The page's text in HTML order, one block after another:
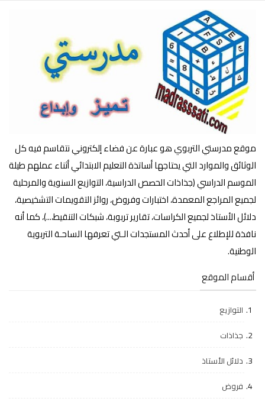
موقع مدرستي التربوي هو عبارة عن فضاء إلكتروني نتقاسم فيه كل
الوثائق والموارد التي يحتاجها أساتذة التعليم الابتدائي أثناء عملهم طيلة
الموسم الدراسي (جذاذات الحصص الدراسية، التوازيع السنوية والمرحلية
لجميع المراجع المعمدة، اختبارات وفروض، روائز التقويمات التشخيصية،
دلائل الأستاذ لجميع الكراسات، تقارير تربوبة، شبكات التنقيط،...)، كما أنه
نافذة للإطلاع على أحدث المستجدات الـتي تعرفها الساحـة التربوية
الوطنية.
أقسام الموقع
التوازيع
جذاذات
دلائل الأستاذ
فروض